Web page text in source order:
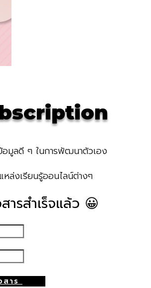
อมูลดี ๆ ในการพัฒนาตัวเอง
หล่งเรียนรู้ออนไลน์ต่างๆ
ารสำเร็จแล้ว 😀
าร